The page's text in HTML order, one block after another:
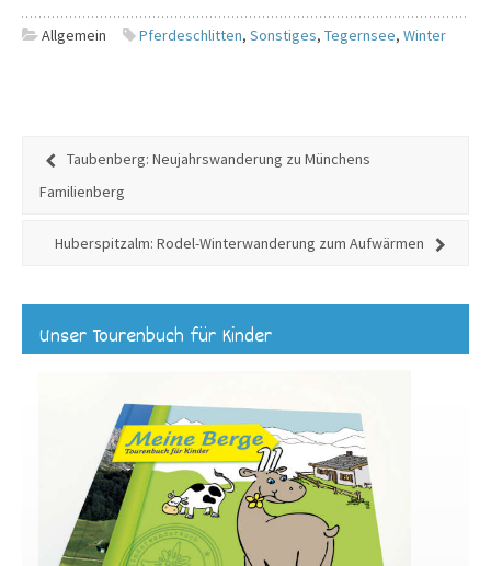
Allgemein Pferdeschlitten, Sonstiges, Tegernsee, Winter
Taubenberg: Neujahrswanderung zu Münchens
Familienberg
Huberspitzalm: Rodel-Winterwanderung zum Aufwärmen
Unser Tourenbuch für Kinder